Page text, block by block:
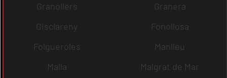
Granollers
Granera
Gisclareny
Fonollosa
Folgueroles
Manlleu
Malla
Malgrat de Mar